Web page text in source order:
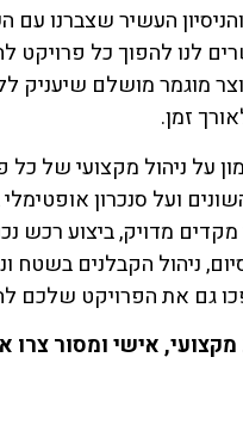
העשיר שצברנו עם
לנו להפוך כל פרויקט
מוגמר מושלם שיעניק
זמן.
על ניהול מקצועי של
ועל סנכרון
מדויק, ביצוע רכש
ניהול הקבלנים בשטח
גם את הפרויקט שלכם
אישי ומסור צרו